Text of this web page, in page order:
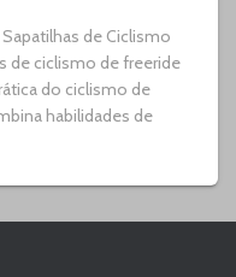
de Ciclismo
de ciclismo de freeride
do ciclismo de
habilidades de